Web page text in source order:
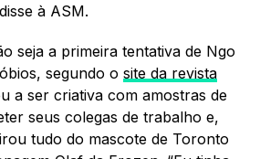
à ASM.
seja a primeira tentativa de Ngo
segundo o site da revista
a ser criativa com amostras de
seus colegas de trabalho e,
tudo do mascote de Toronto